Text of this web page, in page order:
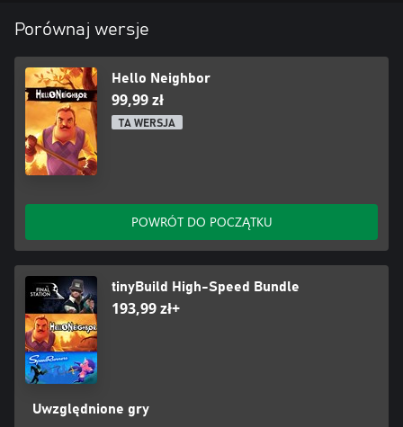
Porównaj wersje
Hello Neighbor
99,99 zł
TA WERSJA
POWRÓT DO POCZĄTKU
tinyBuild High-Speed Bundle
193,99 zł+
Uwzględnione gry